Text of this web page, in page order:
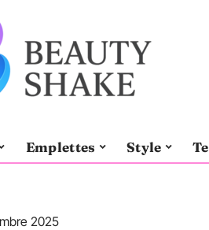
Emplettes Style
2025